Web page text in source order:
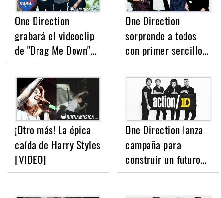
One Direction
grabará el videoclip
de "Drag Me Down"…
One Direction
sorprende a todos
con primer sencillo…
¡Otro más! La épica
caída de Harry Styles
[VIDEO]
One Direction lanza
campaña para
construir un futuro…